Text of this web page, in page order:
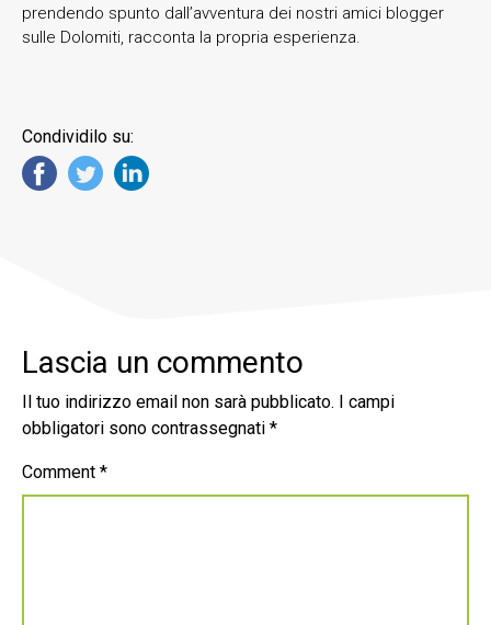
prendendo spunto dall’avventura dei nostri amici blogger
sulle Dolomiti, racconta la propria esperienza.
Condividilo su:
Lascia un commento
Il tuo indirizzo email non sarà pubblicato.
I campi
obbligatori sono contrassegnati *
Comment *